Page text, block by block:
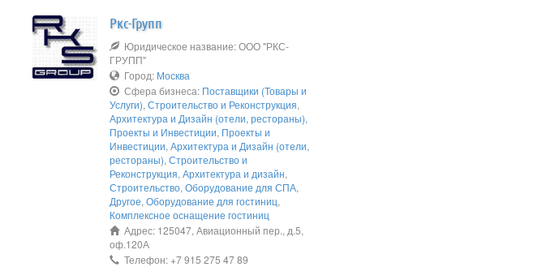
Ркс-Групп
Юридическое название: ООО "РКС-
ГРУПП"
Город: Москва
Сфера бизнеса: Поставщики (Товары и
Услуги),Строительство и Реконструкция,
Архитектура и Дизайн (отели, рестораны),
Проекты и Инвестиции, Проекты и
Инвестиции,Архитектура и Дизайн (отели,
рестораны),Строительство и
Реконструкция,Архитектура и дизайн,
Строительство,Оборудование для СПА,
Другое,Оборудование для гостиниц,
Комплексное оснащение гостиниц
Адрес: 125047, Авиационный пер., д.5,
оф.120А
Телефон: +7 915 275 47 89